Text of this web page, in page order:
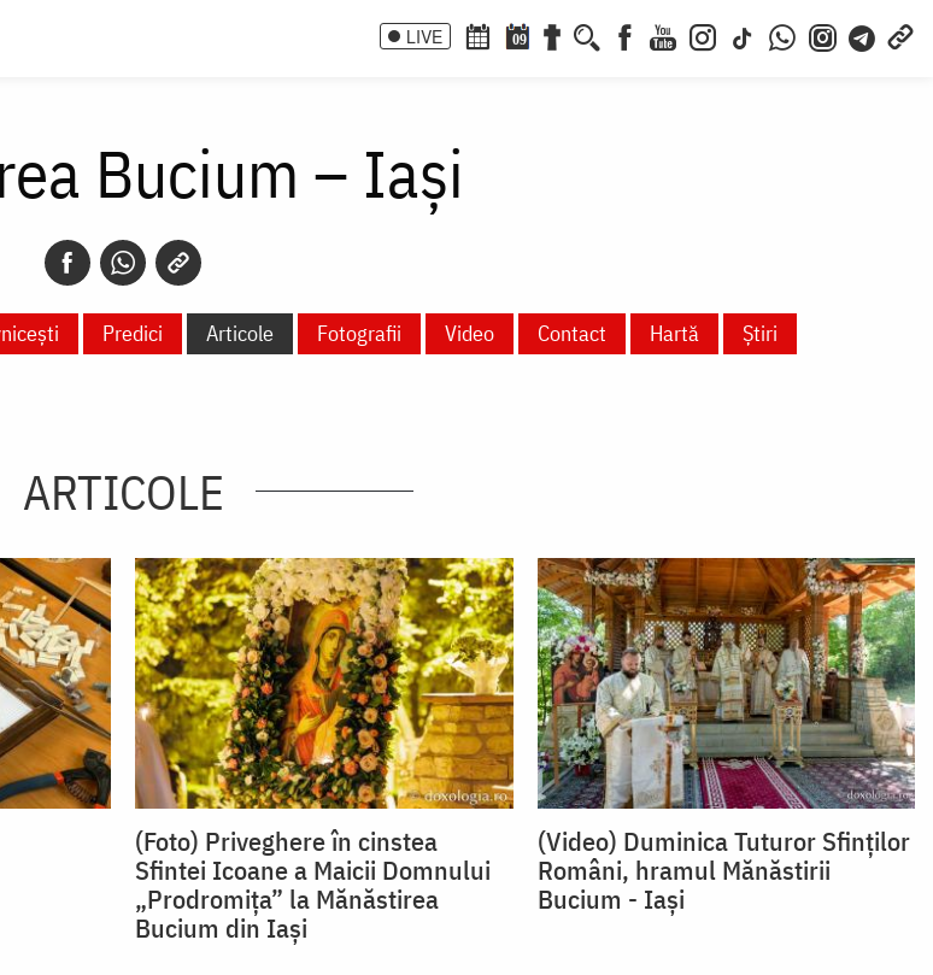
LIVE 09
Bucium – Iași
Predici Articole Fotografii Video Contact Hartă Știri
ARTICOLE
(Foto) Priveghere în cinstea
Sfintei Icoane a Maicii Domnului
„Prodromița” la Mănăstirea
Bucium din Iași
(Video) Duminica Tuturor Sfinților
Români, hramul Mănăstirii
Bucium - Iași